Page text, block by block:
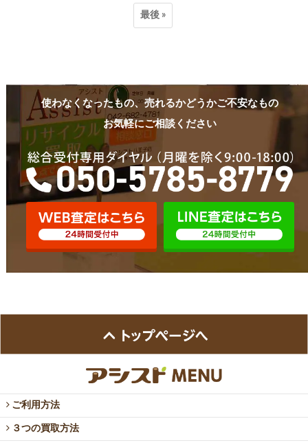
最後 »
使わなくなったもの、売れるかどうかご不安なもの
お気軽にご相談ください
ご利用方法
３つの買取方法